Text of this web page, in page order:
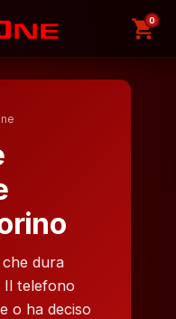
shopping_cart
0
dura
Il telefono
o ha deciso